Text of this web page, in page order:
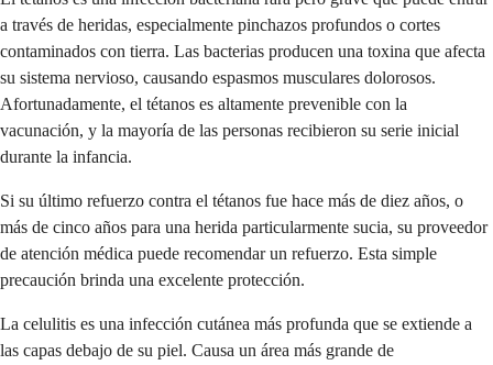
a través de heridas, especialmente pinchazos profundos o cortes
contaminados con tierra. Las bacterias producen una toxina que afecta
su sistema nervioso, causando espasmos musculares dolorosos.
Afortunadamente, el tétanos es altamente prevenible con la
vacunación, y la mayoría de las personas recibieron su serie inicial
durante la infancia.
Si su último refuerzo contra el tétanos fue hace más de diez años, o
más de cinco años para una herida particularmente sucia, su proveedor
de atención médica puede recomendar un refuerzo. Esta simple
precaución brinda una excelente protección.
La celulitis es una infección cutánea más profunda que se extiende a
las capas debajo de su piel. Causa un área más grande de